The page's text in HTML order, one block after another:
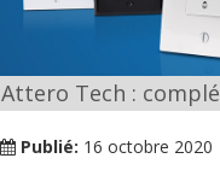
Attero Tech :
Publié: 16 octobre 2020